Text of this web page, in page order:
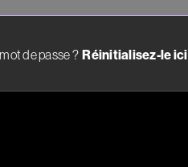
de passe ?Réinitialisez-le ici